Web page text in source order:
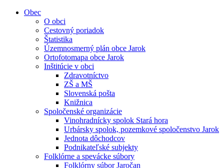
Obec
O obci
Cestovný poriadok
Štatistika
Územnosmerný plán obce Jarok
Ortofotomapa obce Jarok
Inštitúcie v obci
Zdravotníctvo
ZŠ a MŠ
Slovenská pošta
Knižnica
Spoločenské organizácie
Vinohradnícky spolok Stará hora
Urbársky spolok, pozemkové spoločenstvo Jarok
Jednota dôchodcov
Podnikateľské subjekty
Folklórne a spevácke súbory
Folklórny súbor Jaročan